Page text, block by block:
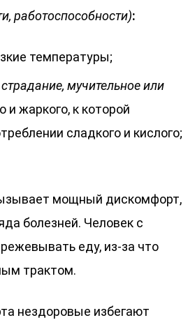
работоспособности):
температуры;
мучительное или
и жаркого, к которой
сладкого и кислого;
мощный дискомфорт,
болезней. Человек с
еду, из-за что
трактом.
нездоровые избегают